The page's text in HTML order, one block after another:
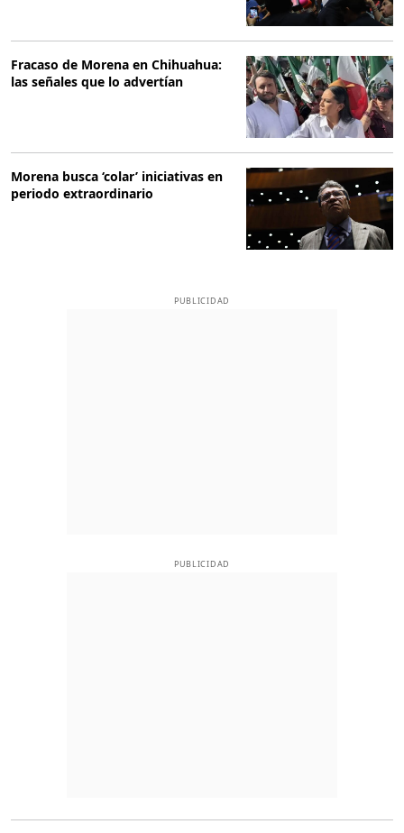
Fracaso de Morena en Chihuahua:
las señales que lo advertían
Morena busca ‘colar’ iniciativas en
periodo extraordinario
PUBLICIDAD
PUBLICIDAD